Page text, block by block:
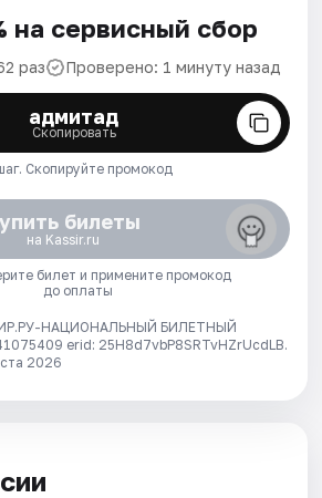
на сервисный сбор
раз Проверено: 1 минуту назад
адмитад
Скопировать
Скопируйте промокод
билеты
на Kassir.ru
билет и примените промокод
до оплаты
НАЦИОНАЛЬНЫЙ БИЛЕТНЫЙ
erid: 25H8d7vbP8SRTvHZrUcdLB.
2026